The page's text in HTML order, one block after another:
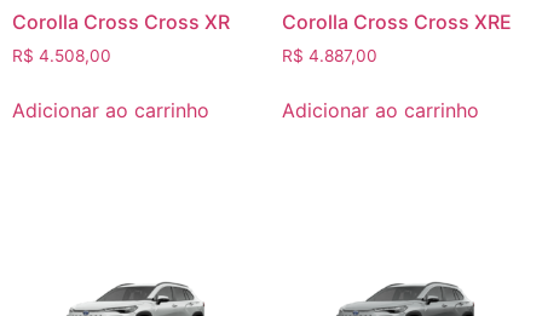
Corolla Cross Cross XR
R$ 4.508,00
Adicionar ao carrinho
Corolla Cross Cross XRE
R$ 4.887,00
Adicionar ao carrinho